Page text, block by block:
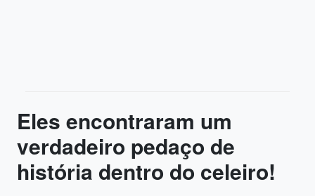
Eles encontraram um
verdadeiro pedaço de
história dentro do celeiro!